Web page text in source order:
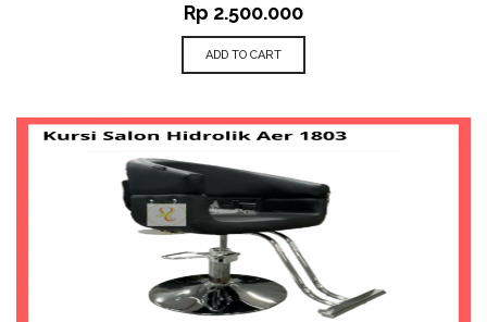
Rp 2.500.000
ADD TO CART